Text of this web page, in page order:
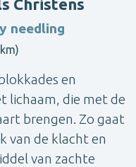
Christens
needling
en
lichaam, die met de
brengen. Zo gaat
van de klacht en
van zachte